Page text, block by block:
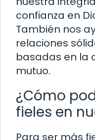
confianza en
También nos
relaciones
basadas en la
mutuo.
¿Cómo
fieles en
Para ser más